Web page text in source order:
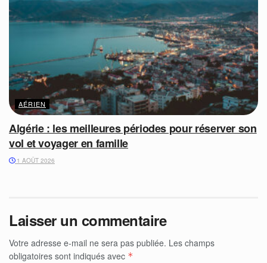
AÉRIEN
Algérie : les meilleures périodes pour réserver son
vol et voyager en famille
1 AOÛT 2026
Laisser un commentaire
Votre adresse e-mail ne sera pas publiée. Les champs
obligatoires sont indiqués avec *